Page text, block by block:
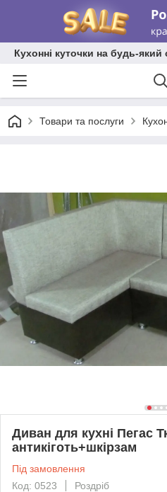
Кухонні куточки на будь-
Товари та послуги
Диван для кухні Пегас
антикіготь+шкірзам
Під замовлення
Код: 0523
Роздріб